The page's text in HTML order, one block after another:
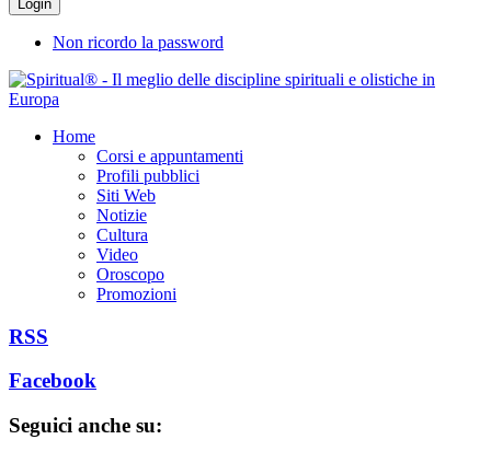
Non ricordo la password
Home
Corsi e appuntamenti
Profili pubblici
Siti Web
Notizie
Cultura
Video
Oroscopo
Promozioni
RSS
Facebook
Seguici anche su: